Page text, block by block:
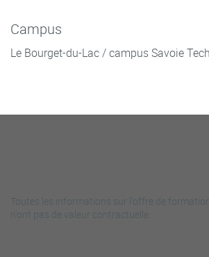
Campus
Le Bourget-du-Lac / campus Savoie
Toutes les informations sur l'offre de
n'ont pas de valeur contractuelle.